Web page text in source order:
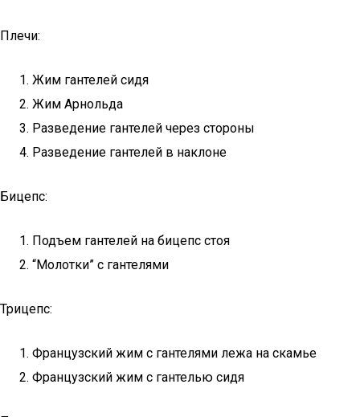
Плечи:
Жим гантелей сидя
Жим Арнольда
Разведение гантелей через стороны
Разведение гантелей в наклоне
Бицепс:
Подъем гантелей на бицепс стоя
“Молотки” с гантелями
Трицепс:
Французский жим с гантелями лежа на скамье
Французский жим с гантелью сидя